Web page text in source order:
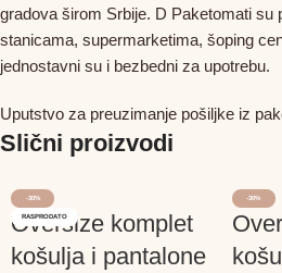
gradova širom Srbije. D Paketomati su
stanicama, supermarketima, šoping
jednostavni su i bezbedni za upotrebu.
Uputstvo za preuzimanje pošiljke iz
Slični proizvodi
-30%
RASPRODATO
Oversize komplet
košulja i pantalone
-30%